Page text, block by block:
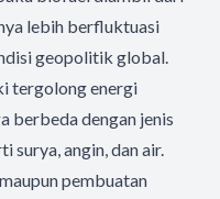
lebih berfluktuasi
geopolitik global.
tergolong energi
berbeda dengan jenis
surya, angin, dan air.
pembuatan